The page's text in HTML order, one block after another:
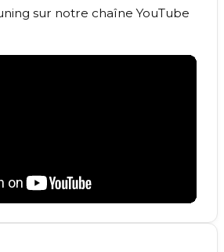
sur notre chaîne YouTube